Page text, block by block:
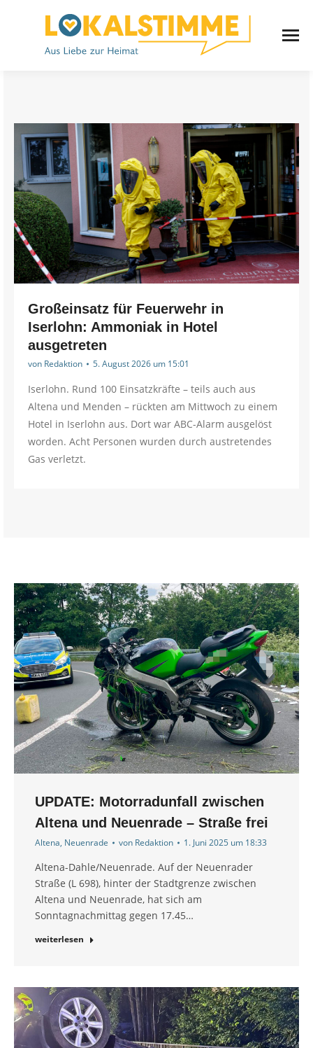
Großeinsatz für Feuerwehr in
Iserlohn: Ammoniak in Hotel
ausgetreten
von Redaktion 5. August 2026 um 15:01
Iserlohn. Rund 100 Einsatzkräfte – teils auch aus
Altena und Menden – rückten am Mittwoch zu einem
Hotel in Iserlohn aus. Dort war ABC-Alarm ausgelöst
worden. Acht Personen wurden durch austretendes
Gas verletzt.
UPDATE: Motorradunfall zwischen
Altena und Neuenrade – Straße frei
Altena, Neuenrade von Redaktion 1. Juni 2025 um 18:33
Altena-Dahle/Neuenrade. Auf der Neuenrader
Straße (L 698), hinter der Stadtgrenze zwischen
Altena und Neuenrade, hat sich am
Sonntagnachmittag gegen 17.45…
weiterlesen